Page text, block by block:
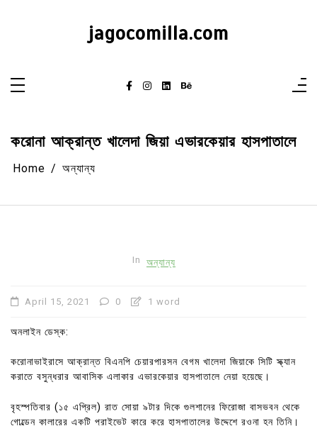
jagocomilla.com
করোনা আক্রান্ত খালেদা জিয়া এভারকেয়ার হাসপাতালে
Home অন্যান্য
In অন্যান্য
April 15, 2021 0 1 word
অনলাইন ডেস্ক:
করোনাভাইরাসে আক্রান্ত বিএনপি চেয়ারপারসন বেগম খালেদা জিয়াকে সিটি স্ক্যান
করাতে বসুন্ধরার আবাসিক এলাকার এভারকেয়ার হাসপাতালে নেয়া হয়েছে।
বৃহস্পতিবার (১৫ এপ্রিল) রাত সোয়া ৯টার দিকে গুলশানের ফিরোজা বাসভবন থেকে
গোল্ডেন কালারের একটি প্রাইভেট কারে করে হাসপাতালের উদ্দেশে রওনা হন তিনি।